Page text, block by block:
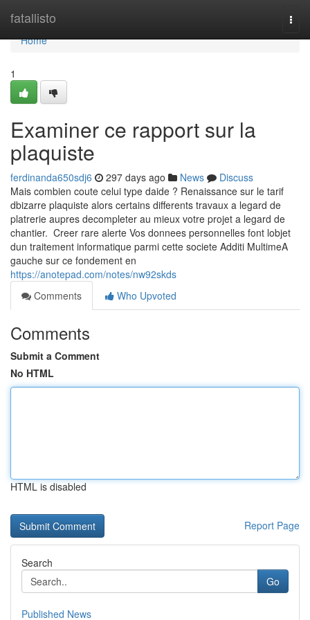
fatallisto
Home
Home
1
Examiner ce rapport sur la
plaquiste
ferdinanda650sdj6 297 days ago News
Discuss
Mais combien coute celui type daide ? Renaissance sur le tarif
dbizarre plaquiste alors certains differents travaux a legard de
platrerie aupres decompleter au mieux votre projet a legard de
chantier. Creer rare alerte Vos donnees personnelles font lobjet
dun traitement informatique parmi cette societe Additi MultimeA
gauche sur ce fondement en
https://anotepad.com/notes/nw92skds
Comments
Who Upvoted
Comments
Submit a Comment
No HTML
HTML is disabled
Report Page
Search
Go
Published News